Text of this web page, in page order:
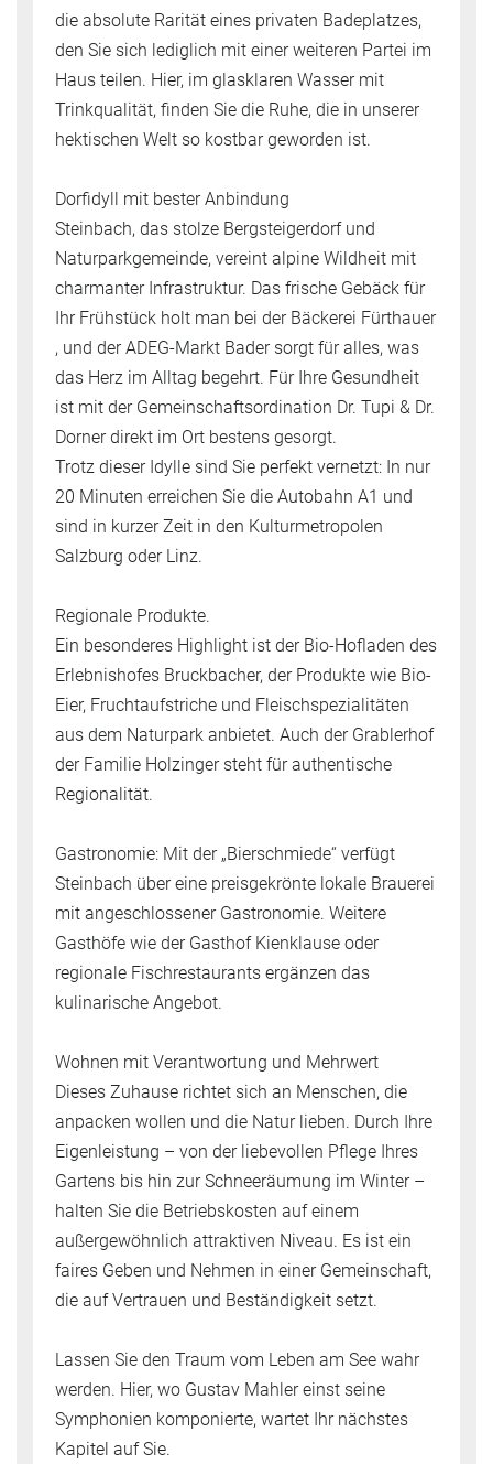
die absolute Rarität eines privaten Badeplatzes,
den Sie sich lediglich mit einer weiteren Partei im
Haus teilen. Hier, im glasklaren Wasser mit
Trinkqualität, finden Sie die Ruhe, die in unserer
hektischen Welt so kostbar geworden ist.
Dorfidyll mit bester Anbindung
Steinbach, das stolze Bergsteigerdorf und
Naturparkgemeinde, vereint alpine Wildheit mit
charmanter Infrastruktur. Das frische Gebäck für
Ihr Frühstück holt man bei der Bäckerei Fürthauer
, und der ADEG-Markt Bader sorgt für alles, was
das Herz im Alltag begehrt. Für Ihre Gesundheit
ist mit der Gemeinschaftsordination Dr. Tupi & Dr.
Dorner direkt im Ort bestens gesorgt.
Trotz dieser Idylle sind Sie perfekt vernetzt: In nur
20 Minuten erreichen Sie die Autobahn A1 und
sind in kurzer Zeit in den Kulturmetropolen
Salzburg oder Linz.
Regionale Produkte.
Ein besonderes Highlight ist der Bio-Hofladen des
Erlebnishofes Bruckbacher, der Produkte wie Bio-
Eier, Fruchtaufstriche und Fleischspezialitäten
aus dem Naturpark anbietet. Auch der Grablerhof
der Familie Holzinger steht für authentische
Regionalität.
Gastronomie: Mit der „Bierschmiede“ verfügt
Steinbach über eine preisgekrönte lokale Brauerei
mit angeschlossener Gastronomie. Weitere
Gasthöfe wie der Gasthof Kienklause oder
regionale Fischrestaurants ergänzen das
kulinarische Angebot.
Wohnen mit Verantwortung und Mehrwert
Dieses Zuhause richtet sich an Menschen, die
anpacken wollen und die Natur lieben. Durch Ihre
Eigenleistung – von der liebevollen Pflege Ihres
Gartens bis hin zur Schneeräumung im Winter –
halten Sie die Betriebskosten auf einem
außergewöhnlich attraktiven Niveau. Es ist ein
faires Geben und Nehmen in einer Gemeinschaft,
die auf Vertrauen und Beständigkeit setzt.
Lassen Sie den Traum vom Leben am See wahr
werden. Hier, wo Gustav Mahler einst seine
Symphonien komponierte, wartet Ihr nächstes
Kapitel auf Sie.